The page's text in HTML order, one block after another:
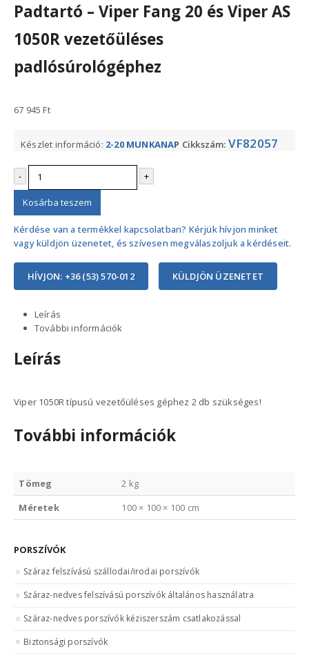
Padtartó – Viper Fang 20 és Viper AS
1050R vezetőüléses
padlósúrológéphez
67 945Ft
Készlet információ: 2-20 MUNKANAP Cikkszám: VF82057
- +
Kosárba teszem
Kérdése van a termékkel kapcsolatban? Kérjük hívjon minket
vagy küldjön üzenetet, és szívesen megválaszoljuk a kérdéseit.
HÍVJON: +36 (53) 570-012 KÜLDJÖN ÜZENETET
Leírás
További információk
Leírás
Viper 1050R típusú vezetőüléses géphez 2 db szükséges!
További információk
Tömeg
2 kg
Méretek
100 × 100 × 100 cm
PORSZÍVÓK
Száraz felszívású szállodai/irodai porszívók
Száraz-nedves felszívású porszívók általános használatra
Száraz-nedves porszívók kéziszerszám csatlakozással
Biztonsági porszívók